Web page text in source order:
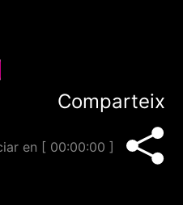
Comparteix
en [ 00:00:00 ]